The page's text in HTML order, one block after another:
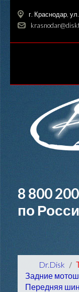
г. Краснодар,
8 800
по
Dr.Disk
Задние
Передняя